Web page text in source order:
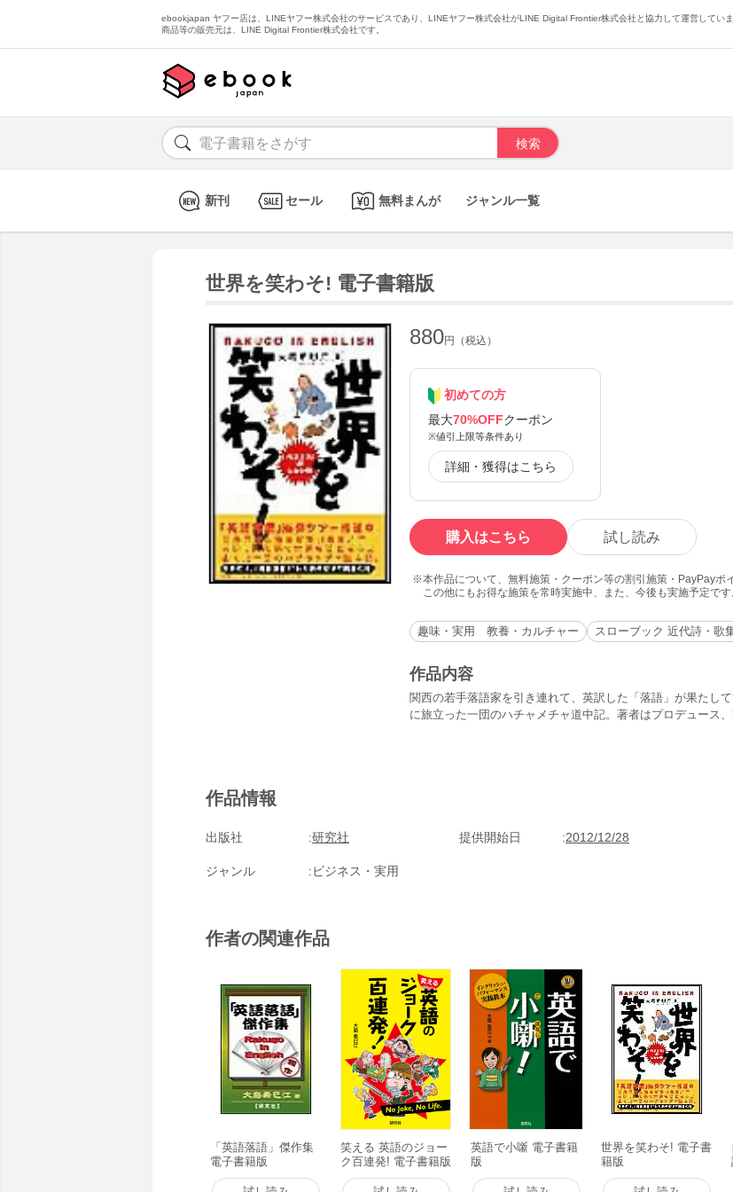
ebookjapan ヤフー店は、LINEヤフー株式会社のサービスであり、LINEヤフー株式会社がLINE Digital Frontier株式会社と協力して運営していま
商品等の販売元は、LINE Digital Frontier株式会社です。
新刊 セール 無料まんが ジャンル一覧
世界を笑わそ! 電子書籍版
880円（税込）
初めての方
最大70%OFFクーポン
※値引上限等条件あり
詳細・獲得はこちら
購入はこちら 試し読み
本作品について、無料施策・クーポン等の割引施策・PayPayポ
この他にもお得な施策を常時実施中、また、今後も実施予定で
趣味・実用 教養・カルチャー スローブック 近代詩・歌
作品内容
関西の若手落語家を引き連れて、英訳した「落語」が果たし
に旅立った一団のハチャメチャ道中記。著者はプロデュース
り。巻末に、「時そば」ならぬ「時うどん」を始めとして、
作品情報
出版社 研究社 提供開始日 2012/12/28
ジャンル ビジネス・実用
作者の関連作品
「英語落語」傑作集
電子書籍版
笑える 英語のジョー
ク百連発! 電子書籍版
英語で小噺 電子書籍
版
世界を笑わそ! 電子書
籍版